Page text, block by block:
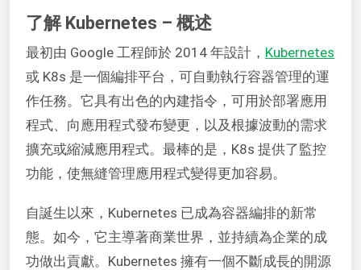
了解 Kubernetes – 概述
最初由 Google 工程師於 2014 年設計， Kubernetes
或 K8s 是一個編排平台，可自動執行容器管理的運
作任務。它具有出色的內建指令，可用於部署應用
程式、向應用程式發布變更，以及根據波動的需求
擴充或縮減應用程式。最棒的是，K8s 提供了監控
功能，使無縫管理應用程式變得更加容易。
自誕生以來，Kubernetes 已成為容器編排的新常
態。如今，它主導著商業世界，並持續為企業的成
功做出貢獻。Kubernetes 擁有一個不斷成長的開源